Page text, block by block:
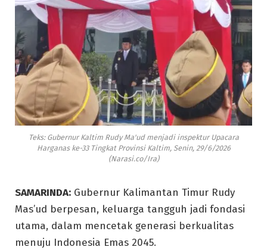
Teks: Gubernur Kaltim Rudy Ma'ud menjadi inspektur Upacara
Harganas ke-33 Tingkat Provinsi Kaltim, Senin, 29/6/2026
(Narasi.co/Ira)
SAMARINDA: Gubernur Kalimantan Timur Rudy
Mas’ud berpesan, keluarga tangguh jadi fondasi
utama, dalam mencetak generasi berkualitas
menuju Indonesia Emas 2045.